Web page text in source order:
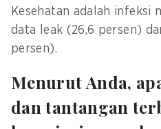
Kesehatan adalah infeksi
data leak (26,6 persen)
persen).
Menurut Anda,
dan tantangan